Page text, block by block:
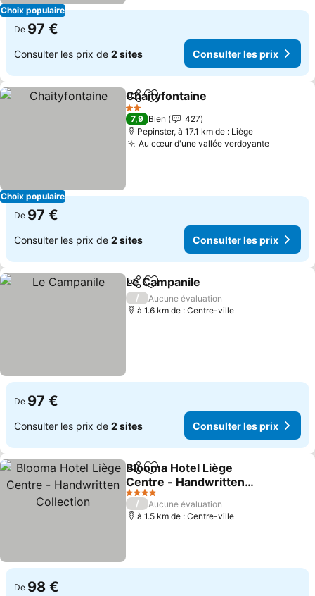
Choix populaire
De 97 €
Consulter les prix de 2 sites Consulter les prix
Choix populaire
PartagerAjouter à mes favoris
Chaityfontaine
2 Étoiles
7,9 Bien
427
Pepinster, à 17.1 km de : Liège
Au cœur d'une vallée verdoyante
De 97 €
Consulter les prix de 2 sites Consulter les prix
PartagerAjouter à mes favoris
Le Campanile
/
Aucune évaluation
à 1.6 km de : Centre-ville
De 97 €
Consulter les prix de 2 sites Consulter les prix
PartagerAjouter à mes favoris
Blooma Hotel Liège
Centre - Handwritten
Collection
4 Étoiles
/
Aucune évaluation
à 1.5 km de : Centre-ville
De 98 €